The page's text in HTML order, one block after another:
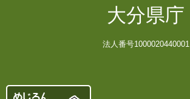
大分県庁
法人番号1000020440001